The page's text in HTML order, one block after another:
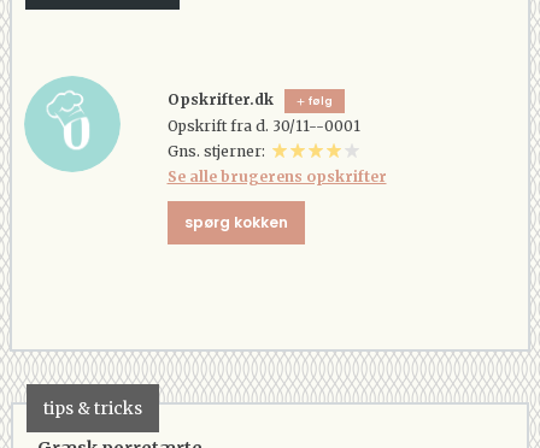
Opskrifter.dk følg
Opskrift fra d. 30/11--0001
Gns. stjerner:
Se alle brugerens opskrifter
spørg kokken
tips & tricks